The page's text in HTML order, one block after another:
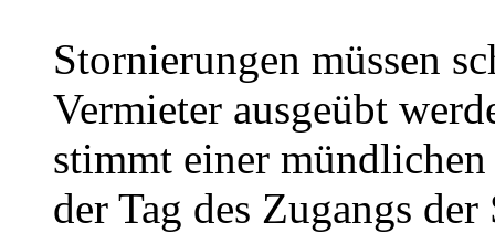
Stornierungen müssen
Vermieter ausgeübt
stimmt einer
der Tag des Zugangs